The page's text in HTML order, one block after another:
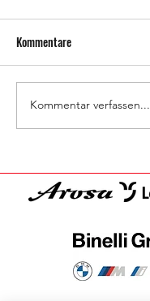
Kommentare
Kommentar verfassen...